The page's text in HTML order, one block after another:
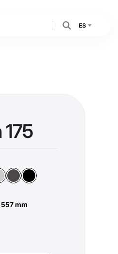
ES
AntracitaNegro
557 mm